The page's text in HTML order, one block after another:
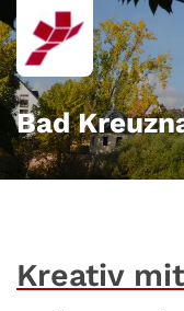
Zum Inhalt springen
Bad
Kreativ